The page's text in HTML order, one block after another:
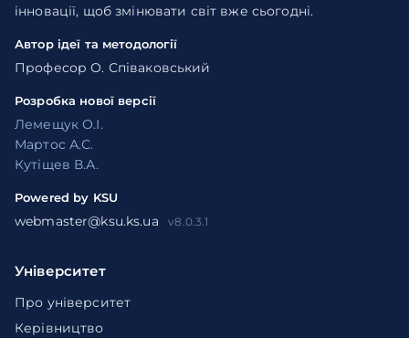
інновації, щоб змінювати світ вже сьогодні.
Автор ідеї та методології
Професор О. Співаковський
Розробка нової версії
Лемещук О.І.
Мартос А.С.
Кутіщев В.А.
Powered by KSU
webmaster@ksu.ks.ua v8.0.3.1
Університет
Про університет
Керівництво